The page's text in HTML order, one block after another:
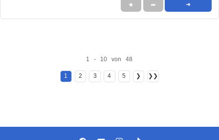
★ ➦ ➜
1 - 10 von 48
1 2 3 4 5 ❯ ❯❯